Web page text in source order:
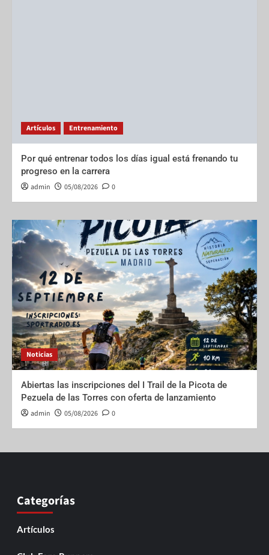
Artículos Entrenamiento
Por qué entrenar todos los días igual está frenando tu
progreso en la carrera
admin 05/08/2026 0
Noticias
Abiertas las inscripciones del I Trail de la Picota de
Pezuela de las Torres con oferta de lanzamiento
admin 05/08/2026 0
Categorías
Artículos